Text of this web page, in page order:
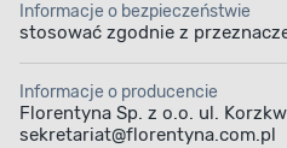
Informacje o bezpieczeństwie
stosować zgodnie z
Informacje o producencie
Florentyna Sp. z o.o. ul.
sekretariat@florentyna.com.pl